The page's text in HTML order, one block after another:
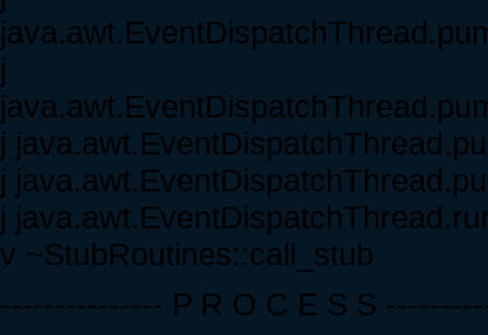
j
j
j
j
v ~StubRoutines::call_stub
--------------- P R O C E S S